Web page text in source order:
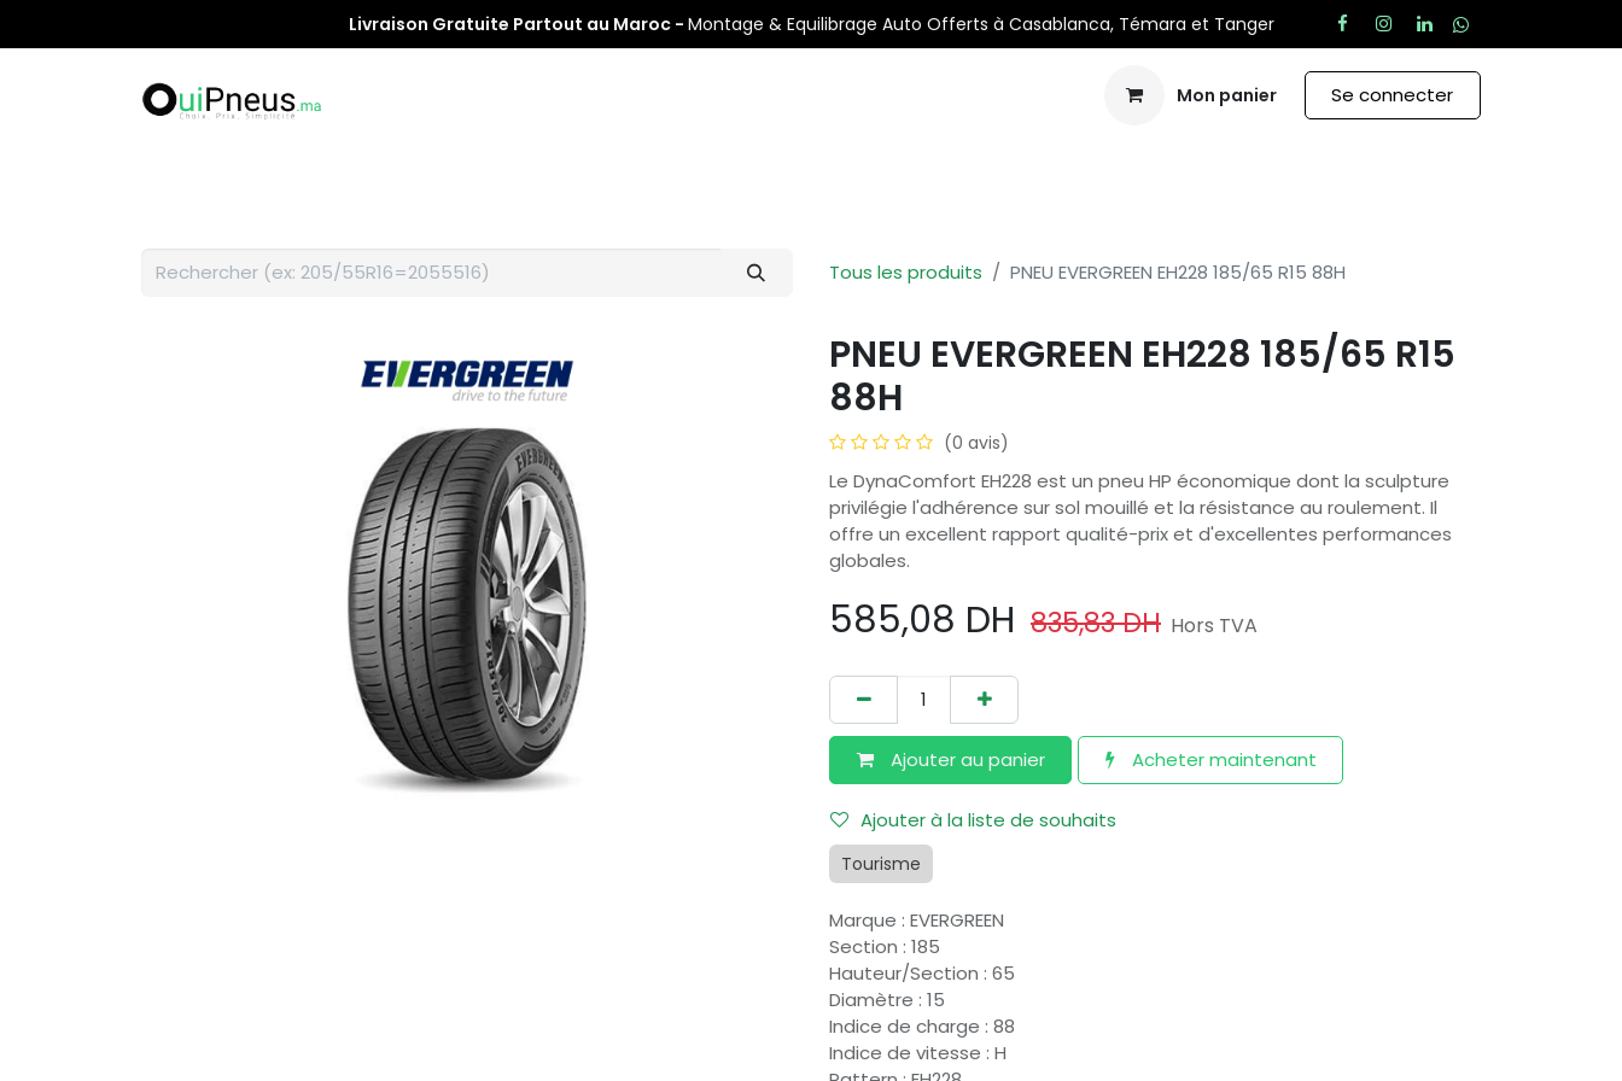
Livraison Gratuite Partout au Maroc - Montage & Equilibrage Auto Offerts à Casablanca, Témara et Tanger
Mon panier Se connecter
Tous les produits PNEU EVERGREEN EH228 185/65 R15 88H
PNEU EVERGREEN EH228 185/65 R15
88H
(0 avis)
Le DynaComfort EH228 est un pneu HP économique dont la sculpture
privilégie l'adhérence sur sol mouillé et la résistance au roulement. Il
offre un excellent rapport qualité-prix et d'excellentes performances
globales.
585,08 DH 835,83DH Hors TVA
Ajouter au​ panier Acheter maintenant
Ajouter à la liste de souhaits
Tourisme
Marque : EVERGREEN
Section : 185
Hauteur/Section : 65
Diamètre : 15
Indice de charge : 88
Indice de vitesse : H